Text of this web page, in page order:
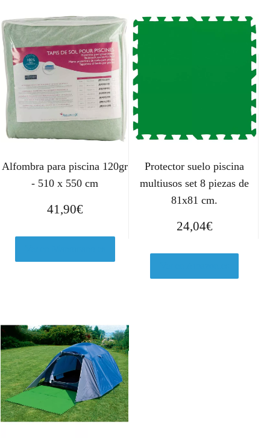
Alfombra para piscina 120gr
- 510 x 550 cm
41,90€
Protector suelo piscina
multiusos set 8 piezas de
81x81 cm.
24,04€